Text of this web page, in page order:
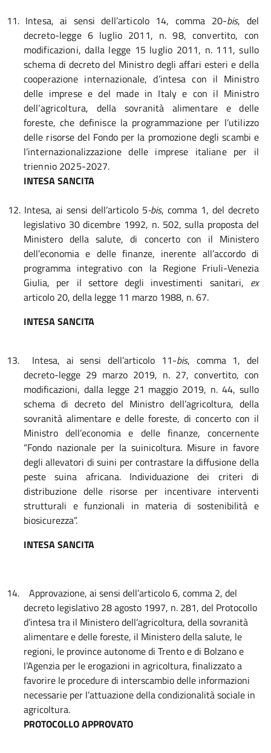
11. Intesa, ai sensi dell’articolo 14, comma 20-bis, del
decreto-legge 6 luglio 2011, n. 98, convertito, con
modificazioni, dalla legge 15 luglio 2011, n. 111, sullo
schema di decreto del Ministro degli affari esteri e della
cooperazione internazionale, d’intesa con il Ministro
delle imprese e del made in Italy e con il Ministro
dell’agricoltura, della sovranità alimentare e delle
foreste, che definisce la programmazione per l’utilizzo
delle risorse del Fondo per la promozione degli scambi e
l’internazionalizzazione delle imprese italiane per il
triennio 2025-2027.
INTESA SANCITA
12. Intesa, ai sensi dell’articolo 5-bis, comma 1, del decreto
legislativo 30 dicembre 1992, n. 502, sulla proposta del
Ministero della salute, di concerto con il Ministero
dell’economia e delle finanze, inerente all’accordo di
programma integrativo con la Regione Friuli-Venezia
Giulia, per il settore degli investimenti sanitari, ex
articolo 20, della legge 11 marzo 1988, n. 67.
INTESA SANCITA
13. Intesa, ai sensi dell’articolo 11-bis, comma 1, del
decreto-legge 29 marzo 2019, n. 27, convertito, con
modificazioni, dalla legge 21 maggio 2019, n. 44, sullo
schema di decreto del Ministro dell’agricoltura, della
sovranità alimentare e delle foreste, di concerto con il
Ministro dell’economia e delle finanze, concernente
“Fondo nazionale per la suinicoltura. Misure in favore
degli allevatori di suini per contrastare la diffusione della
peste suina africana. Individuazione dei criteri di
distribuzione delle risorse per incentivare interventi
strutturali e funzionali in materia di sostenibilità e
biosicurezza”.
INTESA SANCITA
14. Approvazione, ai sensi dell’articolo 6, comma 2, del
decreto legislativo 28 agosto 1997, n. 281, del Protocollo
d’intesa tra il Ministero dell’agricoltura, della sovranità
alimentare e delle foreste, il Ministero della salute, le
regioni, le province autonome di Trento e di Bolzano e
l’Agenzia per le erogazioni in agricoltura, finalizzato a
favorire le procedure di interscambio delle informazioni
necessarie per l’attuazione della condizionalità sociale in
agricoltura.
PROTOCOLLO APPROVATO